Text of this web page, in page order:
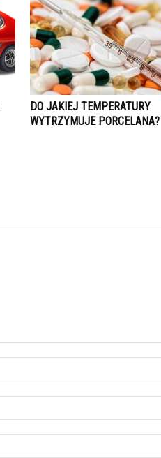
DO JAKIEJ TEMPERATURY
WYTRZYMUJE PORCELANA?